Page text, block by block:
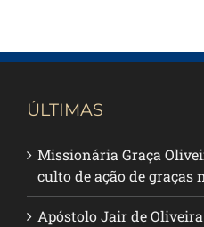
ÚLTIMAS
Missionária Graça
culto de ação de graças
Apóstolo Jair de